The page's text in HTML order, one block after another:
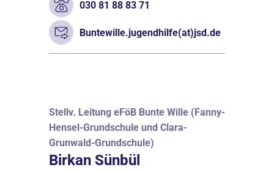
030 81 88 83 71
Buntewille.jugendhilfe(at)jsd.de
Stellv. Leitung eFöB Bunte Wille (Fanny-
Hensel-Grundschule und Clara-
Grunwald-Grundschule)
Birkan Sünbül